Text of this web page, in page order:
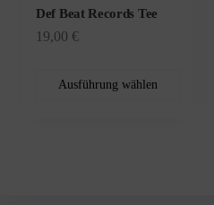
Def Beat Records Tee
19,00 €
Ausführung wählen
auf
der
gewählt